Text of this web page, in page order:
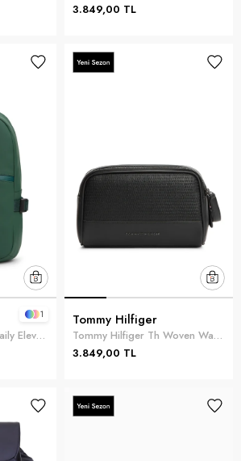
3.849,00 TL
Tommy Hilfiger Tjm Daily Elevated S Erkek Reporter Çanta Yeşil
1 Tommy Hilfiger
Tommy Hilfiger Th Woven Wash Bag Erkek El Çantası Siyah
3.849,00 TL